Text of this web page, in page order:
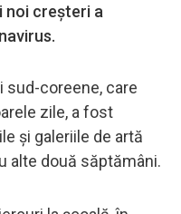
noi creşteri a
sud-coreene, care
zile, a fost
şi galeriile de artă
alte două săptămâni.